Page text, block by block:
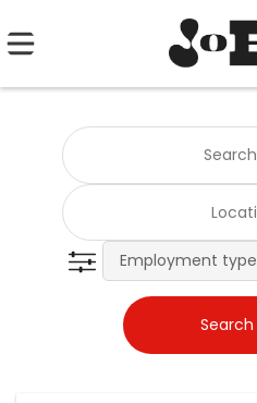
Employment type